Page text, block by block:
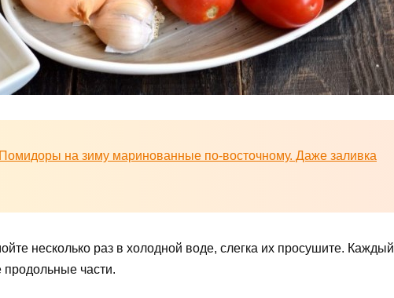
Помидоры на зиму маринованные по-восточному. Даже заливка
несколько раз в холодной воде, слегка их просушите. Каждый
части.